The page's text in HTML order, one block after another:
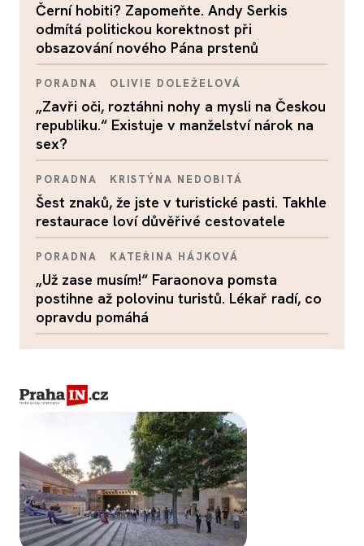
Černí hobiti? Zapomeňte. Andy Serkis
odmítá politickou korektnost při
obsazování nového Pána prstenů
PORADNA OLIVIE DOLEŽELOVÁ
„Zavři oči, roztáhni nohy a mysli na Českou
republiku.“ Existuje v manželství nárok na
sex?
PORADNA KRISTÝNA NEDOBITÁ
Šest znaků, že jste v turistické pasti. Takhle
restaurace loví důvěřivé cestovatele
PORADNA KATEŘINA HÁJKOVÁ
„Už zase musím!“ Faraonova pomsta
postihne až polovinu turistů. Lékař radí, co
opravdu pomáhá